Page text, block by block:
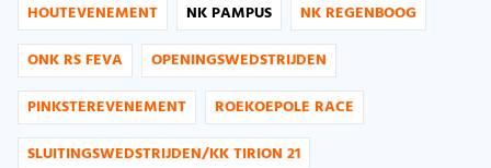
HOUTEVENEMENT
NK PAMPUS
NK REGENBOOG
ONK RS FEVA
OPENINGSWEDSTRIJDEN
PINKSTEREVENEMENT
ROEKOEPOLE RACE
SLUITINGSWEDSTRIJDEN/KK TIRION 21